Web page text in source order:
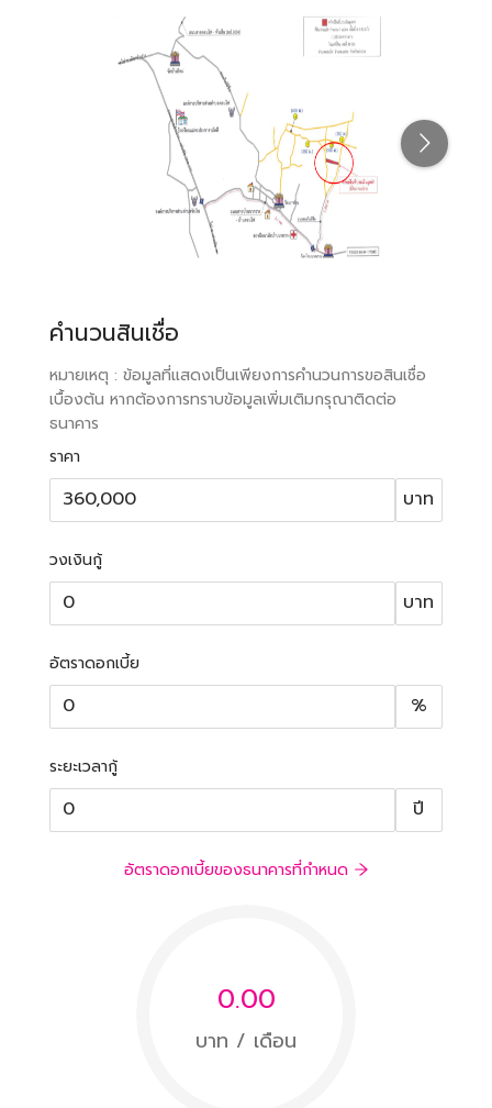
คำนวนสินเชื่อ
หมายเหตุ : ข้อมูลที่แสดงเป็นเพียงการคำนวนการขอสินเชื่อ
เบื้องต้น หากต้องการทราบข้อมูลเพิ่มเติมกรุณาติดต่อ
ธนาคาร
ราคา
บาท
วงเงินกู้
บาท
อัตราดอกเบี้ย
%
ระยะเวลากู้
ปี
อัตราดอกเบี้ยของธนาคารที่กำหนด
0.00
บาท / เดือน